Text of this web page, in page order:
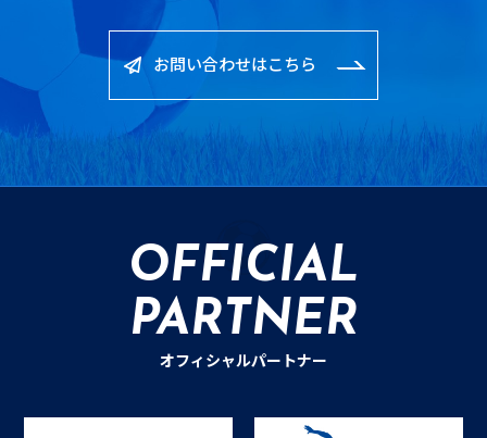
お問い合わせはこちら
OFFICIAL
PARTNER
オフィシャルパートナー